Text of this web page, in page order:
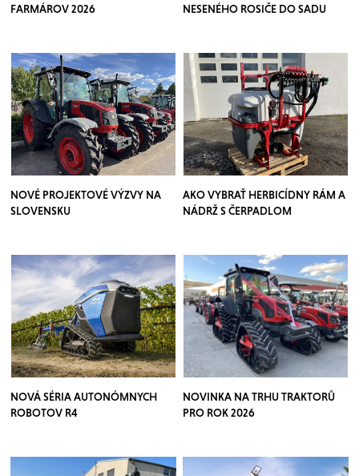
FARMÁROV 2026
NESENÉHO ROSIČE DO SADU
NOVÉ PROJEKTOVÉ VÝZVY NA
SLOVENSKU
AKO VYBRAŤ HERBICÍDNY RÁM A
NÁDRŽ S ČERPADLOM
NOVÁ SÉRIA AUTONÓMNYCH
ROBOTOV R4
NOVINKA NA TRHU TRAKTORŮ
PRO ROK 2026